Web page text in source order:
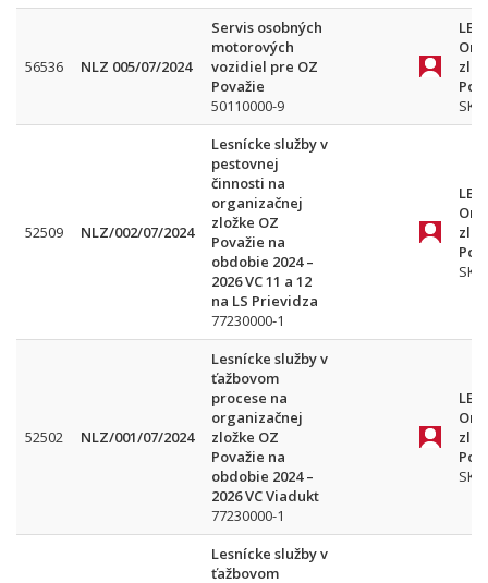
56536 NLZ 005/07/2024
Servis osobných
motorových
vozidiel pre OZ
Považie
50110000-9
SK
52509 NLZ/002/07/2024
Lesnícke služby v
pestovnej
činnosti na
organizačnej
zložke OZ
Považie na
obdobie 2024 –
2026 VC 11 a 12
na LS Prievidza
77230000-1
SK
52502 NLZ/001/07/2024
Lesnícke služby v
ťažbovom
procese na
organizačnej
zložke OZ
Považie na
obdobie 2024 –
2026 VC Viadukt
77230000-1
SK
Lesnícke služby v
ťažbovom